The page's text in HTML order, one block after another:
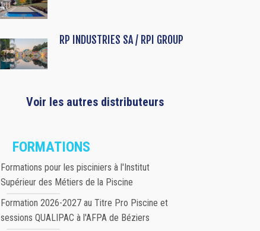
RP INDUSTRIES SA / RPI GROUP
Voir les autres distributeurs
FORMATIONS
Formations pour les pisciniers à l'Institut
Supérieur des Métiers de la Piscine
Formation 2026-2027 au Titre Pro Piscine et
sessions QUALIPAC à l'AFPA de Béziers